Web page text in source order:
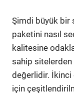
Şimdi büyük bir
paketini nasıl
kalitesine
sahip sitelerden
değerlidir.
için